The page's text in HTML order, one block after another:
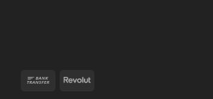
Banki
Revolut